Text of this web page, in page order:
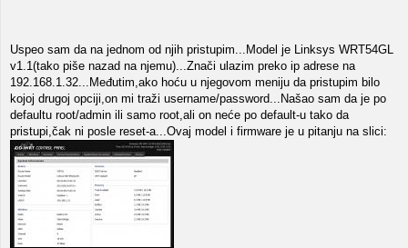
Uspeo sam da na jednom od njih pristupim...Model je Linksys WRT54GL
v1.1(tako piše nazad na njemu)...Znači ulazim preko ip adrese na
192.168.1.32...Međutim,ako hoću u njegovom meniju da pristupim bilo
kojoj drugoj opciji,on mi traži username/password...Našao sam da je po
defaultu root/admin ili samo root,ali on neće po default-u tako da
pristupi,čak ni posle reset-a...Ovaj model i firmware je u pitanju na slici: